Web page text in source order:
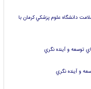
دانشگاه علوم پزشكي كرمان با
و آينده نگري
و آينده نگري